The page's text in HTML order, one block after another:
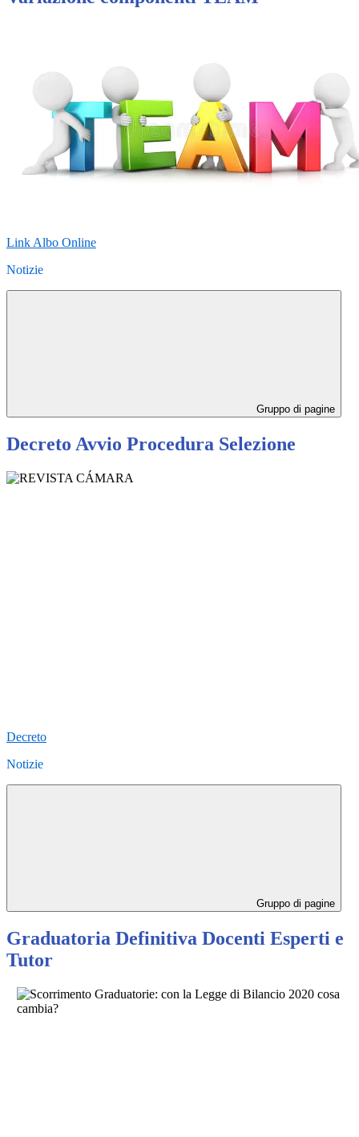
Link Albo Online
Notizie
Gruppo di pagine
Decreto Avvio Procedura Selezione
Decreto
Notizie
Gruppo di pagine
Graduatoria Definitiva Docenti Esperti e
Tutor